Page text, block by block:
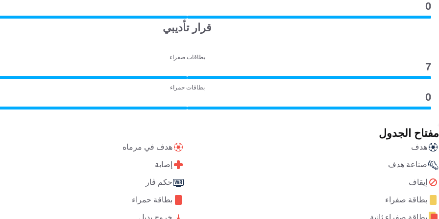
0
قرار تأديبي
بطاقات صفراء
7
بطاقات حمراء
0
مفتاح الجدول
هدف هدف في مرماه
صناعة هدف إصابة
إيقاف حكم ڤار
بطاقة صفراء بطاقة حمراء
بطاقة صفراء ثانية خروج بديل